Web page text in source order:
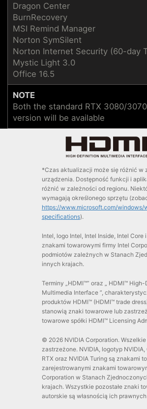
Dragon Center
BurnRecovery
MSI Remind Manager
Norton SymSilent
Norton Internet Security (60-day
Mystic Light 3.0
Office 16.5
NOTE
Both the standard RTX 3080/
version will be available
*Czas aktualizacji może się różnić w
urządzenia. Dostępność funkcji i
różnić w zależności od regionu.
wymagają określonego sprzętu
https://www.microsoft.com/windows/
specifications).
Intel, logo Intel, Intel Inside, Intel Core
znakami towarowymi firmy Intel
podmiotów zależnych w Stanach
innych krajach.
Terminy „HDMI™” oraz „ HDMI™
Multimedia Interface ”,
produktów HDMI™ (HDMI™ trade
stanowią znaki towarowe lub
towarowe spółki HDMI™ Licensing
© 2026 NVIDIA Corporation.
zastrzeżone. NVIDIA, logotyp NVIDIA,
RTX oraz NVIDIA Turing są znakami
zarejestrowanymi znakami
Corporation w Stanach
krajach. Wszystkie pozostałe znaki
autorskie są własnością ich